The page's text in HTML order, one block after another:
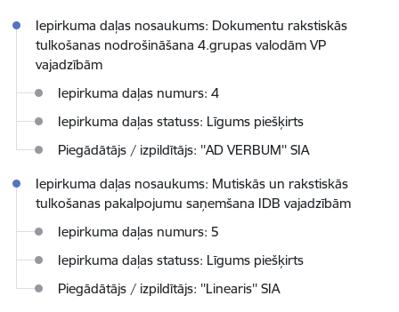
Iepirkuma daļas nosaukums: Dokumentu rakstiskās
tulkošanas nodrošināšana 4.grupas valodām VP
vajadzībām
Iepirkuma daļas numurs: 4
Iepirkuma daļas statuss: Līgums piešķirts
Piegādātājs / izpildītājs: ''AD VERBUM'' SIA
Iepirkuma daļas nosaukums: Mutiskās un rakstiskās
tulkošanas pakalpojumu saņemšana IDB vajadzībām
Iepirkuma daļas numurs: 5
Iepirkuma daļas statuss: Līgums piešķirts
Piegādātājs / izpildītājs: ''Linearis'' SIA